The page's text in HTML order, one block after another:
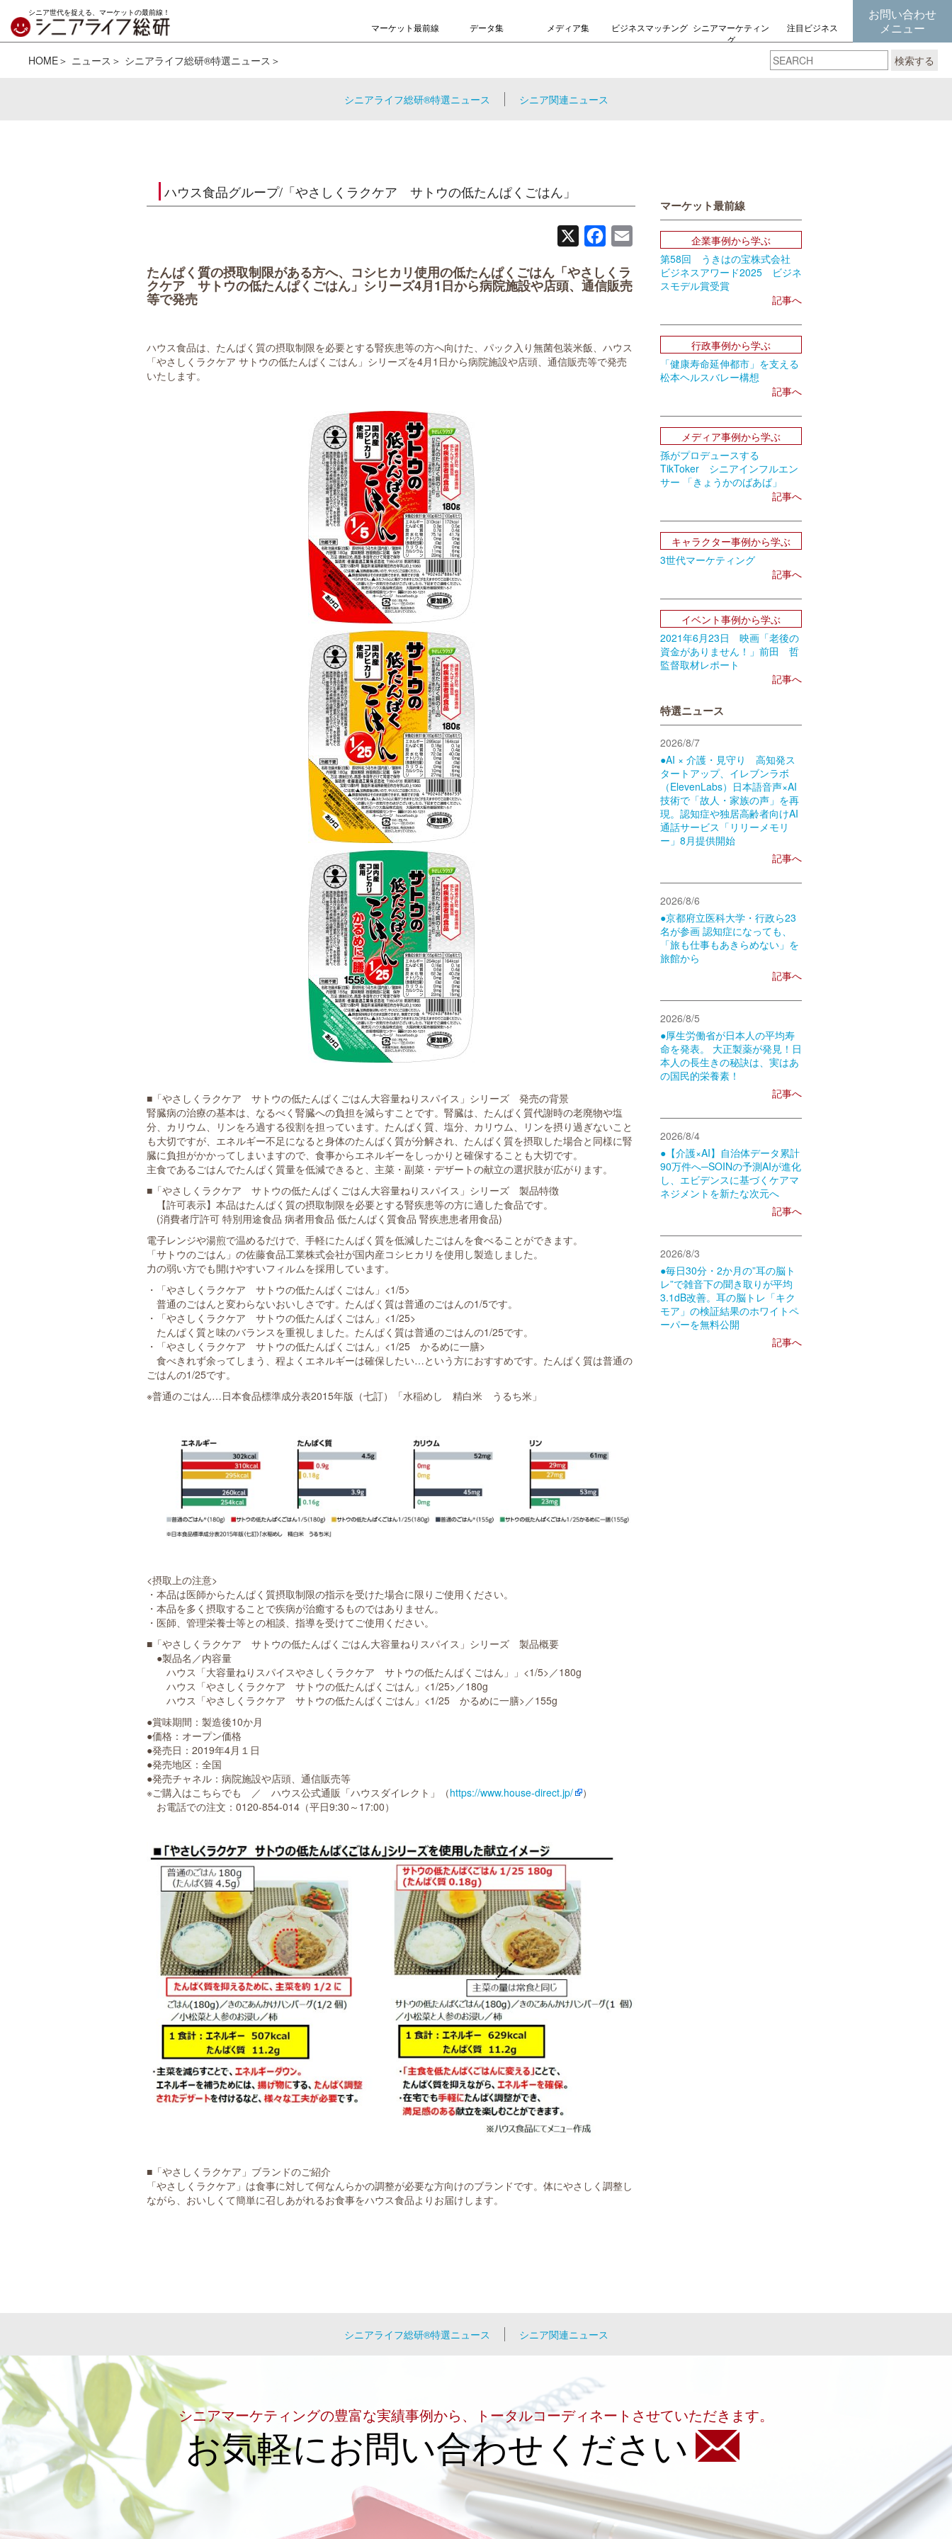
シニア世代を捉える、マーケットの最前線！
マーケット最前線 データ集 メディア集 ビジネスマッチング シニアマーケティン
グ
注目ビジネス
お問い合わせ
メニュー
HOME ニュース シニアライフ総研®特選ニュース 検索する
シニアライフ総研®特選ニュース シニア関連ニュース
ハウス食品グループ/「やさしくラクケア サトウの低たんぱくごはん」
FacebookEmail
たんぱく質の摂取制限がある方へ、コシヒカリ使用の低たんぱくごはん「やさしくラ
クケア サトウの低たんぱくごはん」シリーズ4月1日から病院施設や店頭、通信販売
等で発売
ハウス食品は、たんぱく質の摂取制限を必要とする腎疾患等の方へ向けた、パック入り無菌包装米飯、ハウス
「やさしくラクケア サトウの低たんぱくごはん」シリーズを4月1日から病院施設や店頭、通信販売等で発売
いたします。
■「やさしくラクケア サトウの低たんぱくごはん大容量ねりスパイス」シリーズ 発売の背景
腎臓病の治療の基本は、なるべく腎臓への負担を減らすことです。腎臓は、たんぱく質代謝時の老廃物や塩
分、カリウム、リンをろ過する役割を担っています。たんぱく質、塩分、カリウム、リンを摂り過ぎないこと
も大切ですが、エネルギー不足になると身体のたんぱく質が分解され、たんぱく質を摂取した場合と同様に腎
臓に負担がかかってしまいますので、食事からエネルギーをしっかりと確保することも大切です。
主食であるごはんでたんぱく質量を低減できると、主菜・副菜・デザートの献立の選択肢が広がります。
■「やさしくラクケア サトウの低たんぱくごはん大容量ねりスパイス」シリーズ 製品特徴
【許可表示】本品はたんぱく質の摂取制限を必要とする腎疾患等の方に適した食品です。
(消費者庁許可 特別用途食品 病者用食品 低たんぱく質食品 腎疾患患者用食品)
電子レンジや湯煎で温めるだけで、手軽にたんぱく質を低減したごはんを食べることができます。
「サトウのごはん」の佐藤食品工業株式会社が国内産コシヒカリを使用し製造しました。
力の弱い方でも開けやすいフィルムを採用しています。
・「やさしくラクケア サトウの低たんぱくごはん」<1/5>
普通のごはんと変わらないおいしさです。たんぱく質は普通のごはんの1/5です。
・「やさしくラクケア サトウの低たんぱくごはん」<1/25>
たんぱく質と味のバランスを重視しました。たんぱく質は普通のごはんの1/25です。
・「やさしくラクケア サトウの低たんぱくごはん」<1/25 かるめに一膳>
食べきれず余ってしまう、程よくエネルギーは確保したい…という方におすすめです。たんぱく質は普通の
ごはんの1/25です。
※普通のごはん…日本食品標準成分表2015年版（七訂）「水稲めし 精白米 うるち米」
<摂取上の注意>
・本品は医師からたんぱく質摂取制限の指示を受けた場合に限りご使用ください。
・本品を多く摂取することで疾病が治癒するものではありません。
・医師、管理栄養士等との相談、指導を受けてご使用ください。
■「やさしくラクケア サトウの低たんぱくごはん大容量ねりスパイス」シリーズ 製品概要
●製品名／内容量
ハウス「大容量ねりスパイスやさしくラクケア サトウの低たんぱくごはん」」<1/5>／180g
ハウス「やさしくラクケア サトウの低たんぱくごはん」<1/25>／180g
ハウス「やさしくラクケア サトウの低たんぱくごはん」<1/25 かるめに一膳>／155g
●賞味期間：製造後10か月
●価格：オープン価格
●発売日：2019年4月１日
●発売地区：全国
●発売チャネル：病院施設や店頭、通信販売等
※ご購入はこちらでも ／ ハウス公式通販「ハウスダイレクト」（https://www.house-direct.jp/
）
お電話での注文：0120-854-014（平日9:30～17:00）
■「やさしくラクケア」ブランドのご紹介
「やさしくラクケア」は食事に対して何なんらかの調整が必要な方向けのブランドです。体にやさしく調整し
ながら、おいしくて簡単に召しあがれるお食事をハウス食品よりお届けします。
マーケット最前線
企業事例から学ぶ
第58回 うきはの宝株式会社
ビジネスアワード2025 ビジネ
スモデル賞受賞
記事へ
行政事例から学ぶ
「健康寿命延伸都市」を支える
松本ヘルスバレー構想
記事へ
メディア事例から学ぶ
孫がプロデュースする
TikToker シニアインフルエン
サー 「きょうかのばあば」
記事へ
キャラクター事例から学ぶ
3世代マーケティング
記事へ
イベント事例から学ぶ
2021年6月23日 映画「老後の
資金がありません！」前田 哲
監督取材レポート
記事へ
特選ニュース
2026/8/7
●AI × 介護・見守り 高知発ス
タートアップ、イレブンラボ
（ElevenLabs）日本語音声×AI
技術で「故人・家族の声」を再
現。認知症や独居高齢者向けAI
通話サービス「リリーメモリ
ー」8月提供開始
記事へ
2026/8/6
●京都府立医科大学・行政ら23
名が参画 認知症になっても、
「旅も仕事もあきらめない」を
旅館から
記事へ
2026/8/5
●厚生労働省が日本人の平均寿
命を発表。 大正製薬が発見！日
本人の長生きの秘訣は、実はあ
の国民的栄養素！
記事へ
2026/8/4
●【介護×AI】自治体データ累計
90万件へ─SOINの予測AIが進化
し、エビデンスに基づくケアマ
ネジメントを新たな次元へ
記事へ
2026/8/3
●毎日30分・2か月の”耳の脳ト
レ”で雑音下の聞き取りが平均
3.1dB改善。耳の脳トレ「キク
モア」の検証結果のホワイトペ
ーパーを無料公開
記事へ
シニアライフ総研®特選ニュース シニア関連ニュース
シニアマーケティングの豊富な実績事例から、トータルコーディネートさせていただきます。
お気軽にお問い合わせください